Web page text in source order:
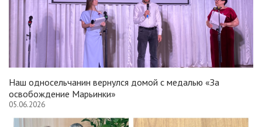
Наш односельчанин вернулся домой с медалью «За
освобождение Марьинки»
05.06.2026